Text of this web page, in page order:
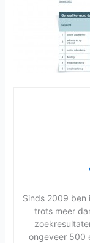
Sinds 2009 ben
trots meer
ongeveer 500